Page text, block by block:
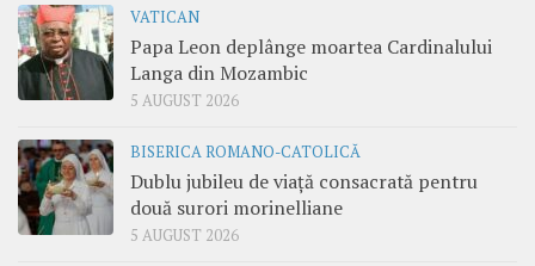
VATICAN
Papa Leon deplânge moartea Cardinalului
Langa din Mozambic
5 AUGUST 2026
BISERICA ROMANO-CATOLICĂ
Dublu jubileu de viață consacrată pentru
două surori morinelliane
5 AUGUST 2026